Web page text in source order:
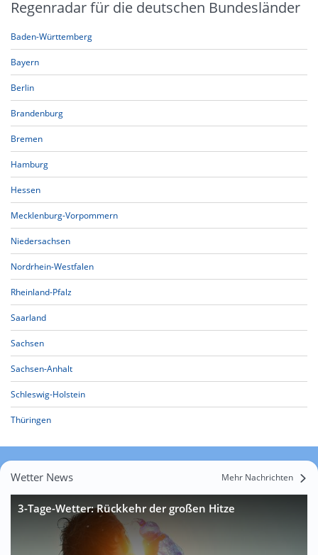
Regenradar für die deutschen Bundesländer
Baden-Württemberg
Bayern
Berlin
Brandenburg
Bremen
Hamburg
Hessen
Mecklenburg-Vorpommern
Niedersachsen
Nordrhein-Westfalen
Rheinland-Pfalz
Saarland
Sachsen
Sachsen-Anhalt
Schleswig-Holstein
Thüringen
Wetter News Mehr Nachrichten
3-Tage-Wetter: Rückkehr der großen Hitze